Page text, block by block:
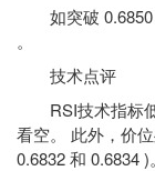
如突破 0.6850
。
技术点评
RSI技术指标
看空。 此外，价
0.6832 和 0.6834 )。